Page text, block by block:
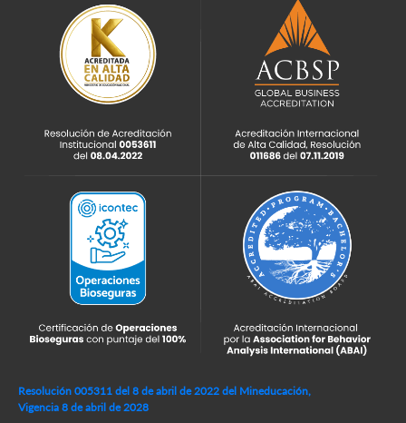
Resolución 005311 del 8 de abril de 2022 del Mineducación,
Vigencia 8 de abril de 2028